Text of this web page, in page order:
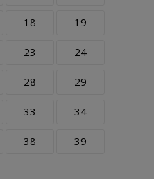
18 19
23 24
28 29
33 34
38 39